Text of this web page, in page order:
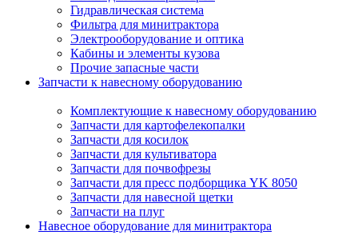
Гидравлическая система
Фильтра для минитрактора
Электрооборудование и оптика
Кабины и элементы кузова
Прочие запасные части
Запчасти к навесному оборудованию
Комплектующие к навесному оборудованию
Запчасти для картофелекопалки
Запчасти для косилок
Запчасти для культиватора
Запчасти для почвофрезы
Запчасти для пресс подборщика YK 8050
Запчасти для навесной щетки
Запчасти на плуг
Навесное оборудование для минитрактора